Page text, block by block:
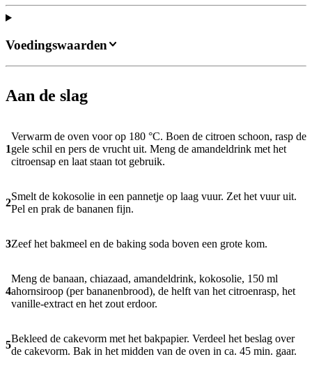
Aan de slag
1
Verwarm de oven voor op 180 °C. Boen de citroen schoon, rasp de
gele schil en pers de vrucht uit. Meng de amandeldrink met het
citroensap en laat staan tot gebruik.
2
Smelt de kokosolie in een pannetje op laag vuur. Zet het vuur uit.
Pel en prak de bananen fijn.
3Zeef het bakmeel en de baking soda boven een grote kom.
4
Meng de banaan, chiazaad, amandeldrink, kokosolie, 150 ml
ahornsiroop (per bananenbrood), de helft van het citroenrasp, het
vanille-extract en het zout erdoor.
5
Bekleed de cakevorm met het bakpapier. Verdeel het beslag over
de cakevorm. Bak in het midden van de oven in ca. 45 min. gaar.
Voedingswaarden